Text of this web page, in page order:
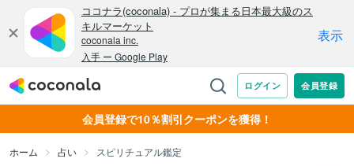
会員登録で10％割引クーポンを獲得！
ホーム 占い スピリチュアル鑑定